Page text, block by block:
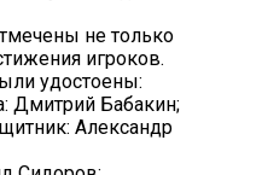
не только
игроков.
удостоены:
Дмитрий Бабакин;
Александр